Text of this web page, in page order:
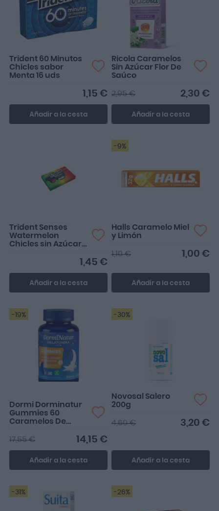
Trident 60 Minutos
Chicles sabor
Menta 16 uds
1,15 €
Añadir a la cesta
Ricola Caramelos
Sin Azúcar Flor De
Saúco
2,30 €
2,95 €
Añadir a la cesta
Trident Senses
Watermelon
Chicles sin Azúcar
1,45 €
Añadir a la cesta
-9%
Halls Caramelo Miel
y Limón
1,00 €
1,10 €
Añadir a la cesta
-19%
Desde que las tomo, cojo
el sueño mucho más
rápido y descanso mil v...
Dormi Dorminatur
Gummies 60
Caramelos De
14,15 €
17,55 €
Añadir a la cesta
-30%
Novosal Salero
200g
3,20 €
4,60 €
Añadir a la cesta
-31% -26%